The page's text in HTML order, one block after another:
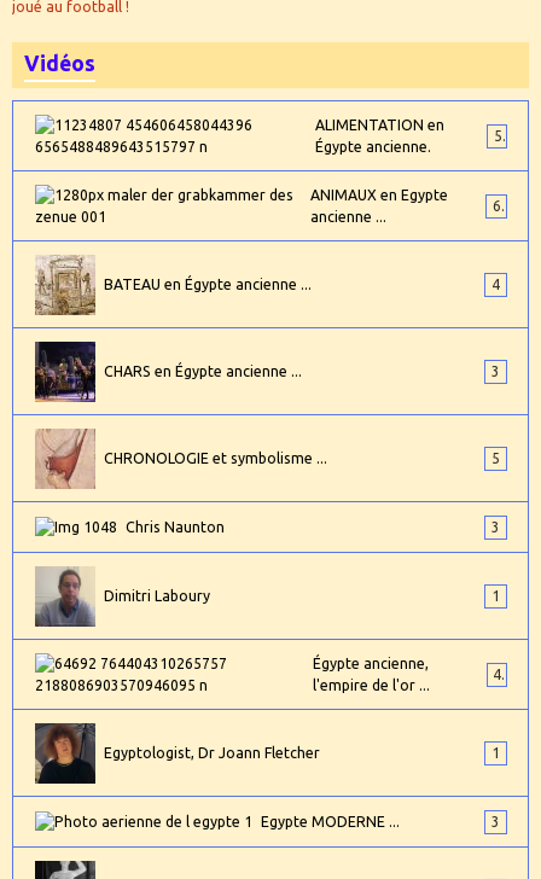
Vidéos
ALIMENTATION en
Égypte ancienne.
5
ANIMAUX en Egypte
ancienne ...
6
BATEAU en Égypte ancienne ... 4
CHARS en Égypte ancienne ... 3
CHRONOLOGIE et symbolisme ... 5
Chris Naunton 3
Dimitri Laboury 1
Égypte ancienne,
l'empire de l'or ...
4
Egyptologist, Dr Joann Fletcher 1
Egypte MODERNE ... 3